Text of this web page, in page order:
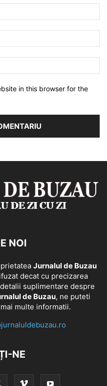
in this browser for the
NOI
Jurnalul de Buzau
decat cu precizarea
suplimentare despre
de Buzau, ne puteti
multe informatii.
NE